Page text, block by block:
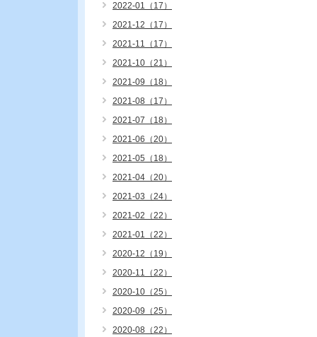
2022-01（17）
2021-12（17）
2021-11（17）
2021-10（21）
2021-09（18）
2021-08（17）
2021-07（18）
2021-06（20）
2021-05（18）
2021-04（20）
2021-03（24）
2021-02（22）
2021-01（22）
2020-12（19）
2020-11（22）
2020-10（25）
2020-09（25）
2020-08（22）